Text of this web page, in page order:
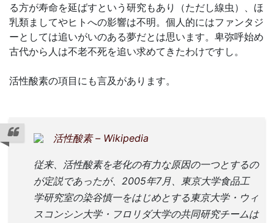
る方が寿命を延ばすという研究もあり（ただし線虫）、ほ
乳類ましてやヒトへの影響は不明。個人的にはファンタジ
ーとしては追いがいのある夢だとは思います。卑弥呼始め
古代から人は不老不死を追い求めてきたわけですし。
活性酸素の項目にも言及があります。
活性酸素 – Wikipedia
従来、活性酸素を老化の有力な原因の一つとするの
が定説であったが、2005年7月、東京大学食品工
学研究室の染谷慎一をはじめとする東京大学・ウィ
スコンシン大学・フロリダ大学の共同研究チームは